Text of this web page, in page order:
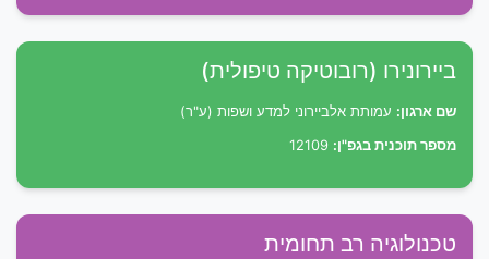
ביירונירו (רובוטיקה טיפולית)
שם ארגון: עמותת אלביירוני למדע ושפות (ע"ר)
מספר תוכנית בגפ"ן:
טכנולוגיה רב תחומית